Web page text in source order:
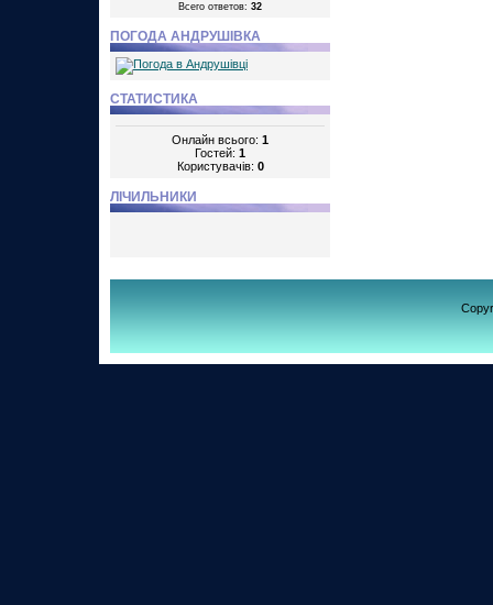
Всего ответов: 32
ПОГОДА АНДРУШІВКА
СТАТИСТИКА
Онлайн всього: 1
Гостей: 1
Користувачів: 0
ЛІЧИЛЬНИКИ